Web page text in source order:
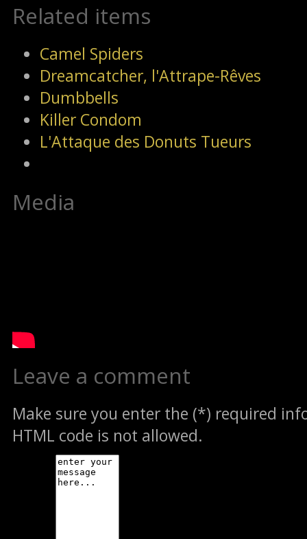
Related items
Camel Spiders
Dreamcatcher, l'Attrape-Rêves
Dumbbells
Killer Condom
L'Attaque des Donuts Tueurs
Media
Leave a comment
Make sure you enter the (*) required
HTML code is not allowed.